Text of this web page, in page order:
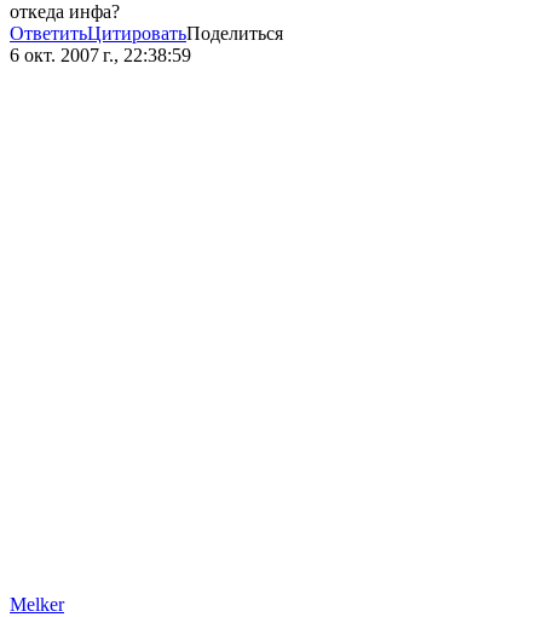
откеда инфа?
ОтветитьЦитироватьПоделиться
6 окт. 2007 г., 22:38:59
Melker